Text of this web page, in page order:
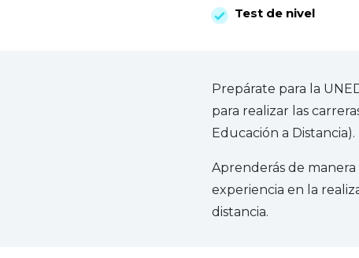
Test de nivel
Prepárate para la
para realizar las
Educación a Distancia).
Aprenderás de
experiencia en la
distancia.